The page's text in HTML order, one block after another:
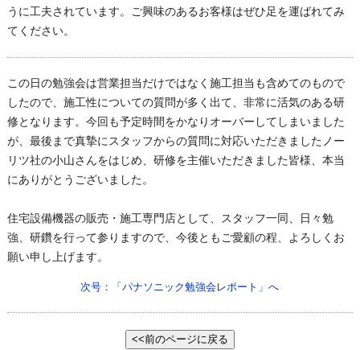
うに工夫されています。ご興味のあるお客様はぜひ足を運ばれてみ
てください。
この日の勉強会は営業担当だけではなく施工担当も含めてのもので
したので、施工性についての質問が多く出て、非常に活気のある研
修となります。今回も予定時間をかなりオーバーしてしまいました
が、最後まで真摯にスタッフからの質問に対応いただきましたノー
リツ社の小山さんをはじめ、研修を主催いただきました皆様、本当
にありがとうございました。
住宅設備機器の販売・施工専門店として、スタッフ一同、日々勉
強、研鑽を行って参りますので、今後ともご愛顧の程、よろしくお
願い申し上げます。
次号：「パナソニック勉強会レポート」へ